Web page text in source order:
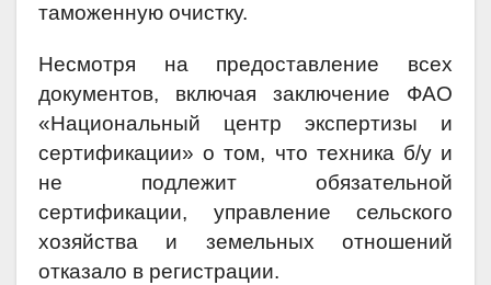
таможенную очистку.
Несмотря на предоставление всех
документов, включая заключение ФАО
«Национальный центр экспертизы и
сертификации» о том, что техника б/у и
не подлежит обязательной
сертификации, управление сельского
хозяйства и земельных отношений
отказало в регистрации.